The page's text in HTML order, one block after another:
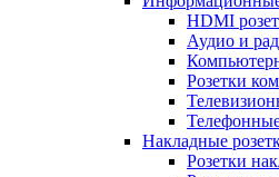
HDMI
Аудио и
Розетки
Накладные
Розетки